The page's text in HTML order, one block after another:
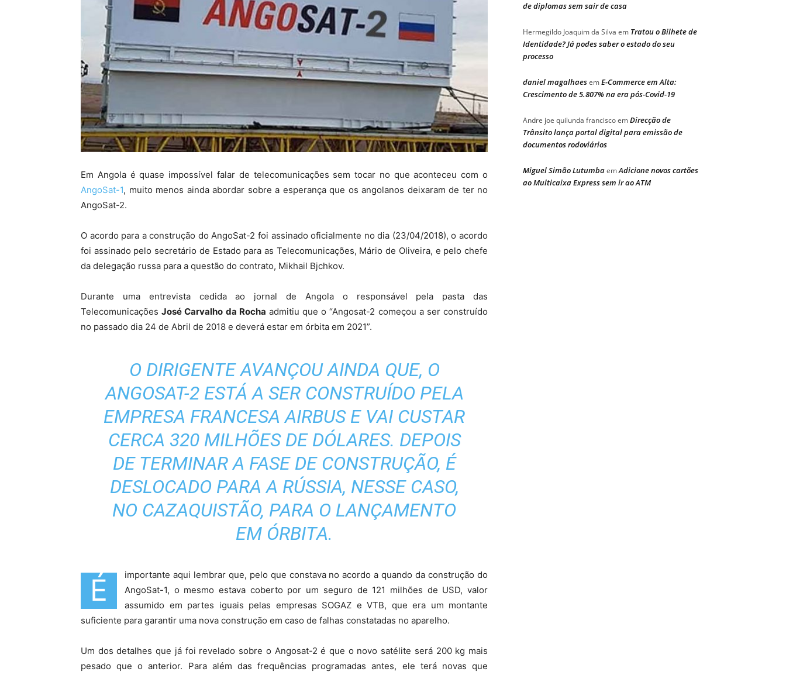
Em Angola é quase impossível falar de telecomunicações sem tocar no que aconteceu com o
AngoSat-1, muito menos ainda abordar sobre a esperança que os angolanos deixaram de ter no
AngoSat-2.
O acordo para a construção do AngoSat-2 foi assinado oficialmente no dia (23/04/2018), o acordo
foi assinado pelo secretário de Estado para as Telecomunicações, Mário de Oliveira, e pelo chefe
da delegação russa para a questão do contrato, Mikhail Bjchkov.
Durante uma entrevista cedida ao jornal de Angola o responsável pela pasta das
TelecomunicaçõesJosé Carvalho da Rocha admitiu que o “Angosat-2 começou a ser construído
no passado dia 24 de Abril de 2018 e deverá estar em órbita em 2021”.
O DIRIGENTE AVANÇOU AINDA QUE, O
ANGOSAT-2 ESTÁ A SER CONSTRUÍDO PELA
EMPRESA FRANCESA AIRBUS E VAI CUSTAR
CERCA 320 MILHÕES DE DÓLARES. DEPOIS
DE TERMINAR A FASE DE CONSTRUÇÃO, É
DESLOCADO PARA A RÚSSIA, NESSE CASO,
NO CAZAQUISTÃO, PARA O LANÇAMENTO
EM ÓRBITA.
É
importante aqui lembrar que, pelo que constava no acordo a quando da construção do
AngoSat-1, o mesmo estava coberto por um seguro de 121 milhões de USD, valor
assumido em partes iguais pelas empresas SOGAZ e VTB, que era um montante
suficiente para garantir uma nova construção em caso de falhas constatadas no aparelho.
Um dos detalhes que já foi revelado sobre o Angosat-2 é que o novo satélite será 200 kg mais
pesado que o anterior. Para além das frequências programadas antes, ele terá novas que
de diplomas sem sair de casa
Hermegildo Joaquim da Silva em Tratou o Bilhete de
Identidade? Já podes saber o estado do seu
processo
daniel magalhaesemE-Commerce em Alta:
Crescimento de 5.807% na era pós-Covid-19
Andre joe quilunda franciscoemDirecção de
Trânsito lança portal digital para emissão de
documentos rodoviários
Miguel Simão LutumbaemAdicione novos cartões
ao Multicaixa Express sem ir ao ATM